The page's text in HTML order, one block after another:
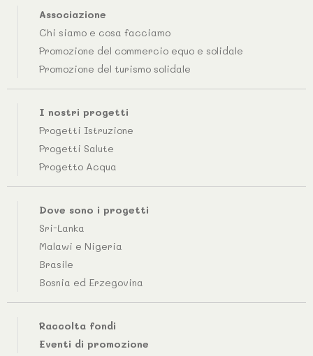
Associazione
Chi siamo e cosa facciamo
Promozione del commercio equo e solidale
Promozione del turismo solidale
I nostri progetti
Progetti Istruzione
Progetti Salute
Progetto Acqua
Dove sono i progetti
Sri-Lanka
Malawi e Nigeria
Brasile
Bosnia ed Erzegovina
Raccolta fondi
Eventi di promozione